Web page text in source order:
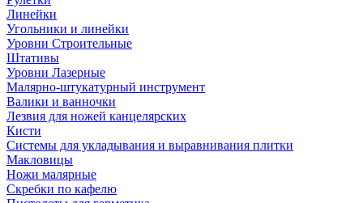
Линейки
Угольники и линейки
Уровни Строительные
Штативы
Уровни Лазерные
Малярно-штукатурный инструмент
Валики и ванночки
Лезвия для ножей канцелярских
Кисти
Системы для укладывания и выравнивания плитки
Макловицы
Ножи малярные
Скребки по кафелю